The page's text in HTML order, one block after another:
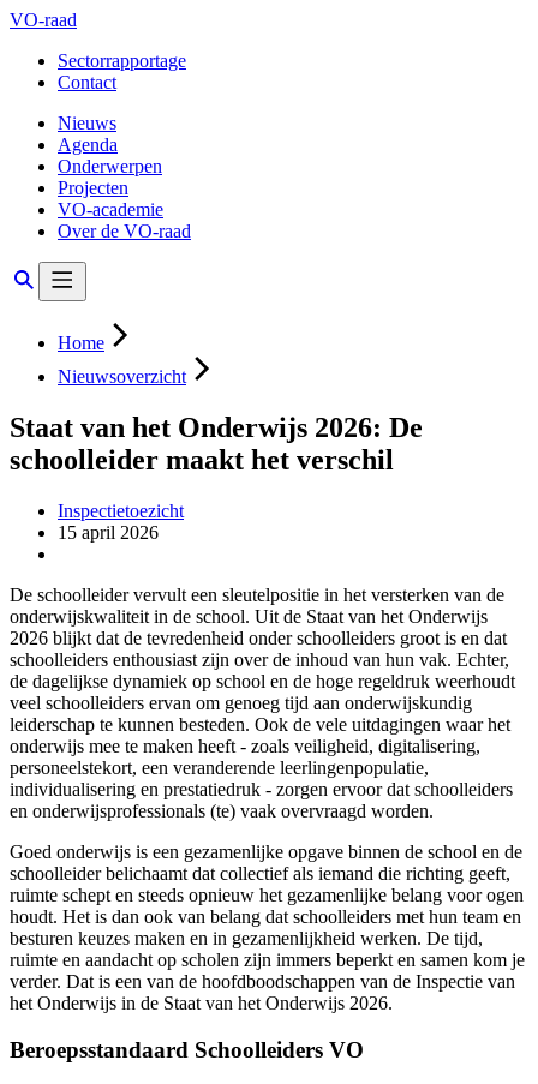
VO-raad
Sectorrapportage
Contact
Nieuws
Agenda
Onderwerpen
Projecten
VO-academie
Over de VO-raad
Home
Nieuwsoverzicht
Staat van het Onderwijs 2026: De
schoolleider maakt het verschil
Inspectietoezicht
15 april 2026
De schoolleider vervult een sleutelpositie in het versterken van de
onderwijskwaliteit in de school. Uit de Staat van het Onderwijs
2026 blijkt dat de tevredenheid onder schoolleiders groot is en dat
schoolleiders enthousiast zijn over de inhoud van hun vak. Echter,
de dagelijkse dynamiek op school en de hoge regeldruk weerhoudt
veel schoolleiders ervan om genoeg tijd aan onderwijskundig
leiderschap te kunnen besteden. Ook de vele uitdagingen waar het
onderwijs mee te maken heeft - zoals veiligheid, digitalisering,
personeelstekort, een veranderende leerlingenpopulatie,
individualisering en prestatiedruk - zorgen ervoor dat schoolleiders
en onderwijsprofessionals (te) vaak overvraagd worden.
Goed onderwijs is een gezamenlijke opgave binnen de school en de
schoolleider belichaamt dat collectief als iemand die richting geeft,
ruimte schept en steeds opnieuw het gezamenlijke belang voor ogen
houdt. Het is dan ook van belang dat schoolleiders met hun team en
besturen keuzes maken en in gezamenlijkheid werken. De tijd,
ruimte en aandacht op scholen zijn immers beperkt en samen kom je
verder. Dat is een van de hoofdboodschappen van de Inspectie van
het Onderwijs in de Staat van het Onderwijs 2026.
Beroepsstandaard Schoolleiders VO